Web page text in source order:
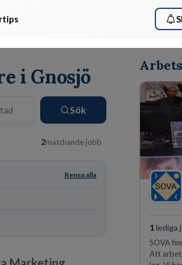
i Gnosjö
Sök
2matchande jobb
Rensa alla
1lediga
SOVA
Att